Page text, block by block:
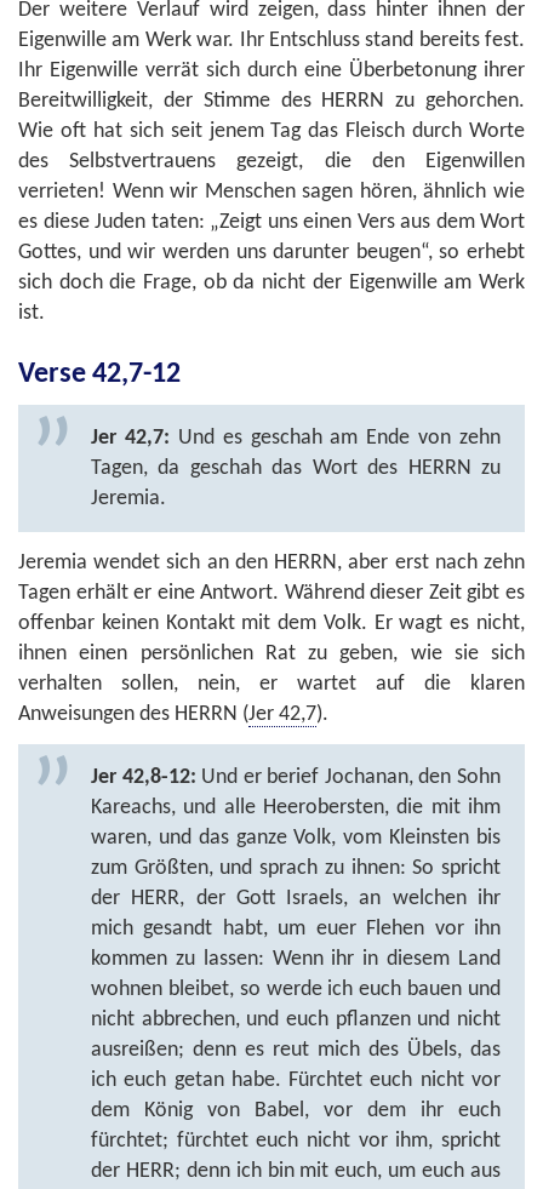
Der weitere Verlauf wird zeigen, dass hinter ihnen der
Eigenwille am Werk war. Ihr Entschluss stand bereits fest.
Ihr Eigenwille verrät sich durch eine Überbetonung ihrer
Bereitwilligkeit, der Stimme des HERRN zu gehorchen.
Wie oft hat sich seit jenem Tag das Fleisch durch Worte
des Selbstvertrauens gezeigt, die den Eigenwillen
verrieten! Wenn wir Menschen sagen hören, ähnlich wie
es diese Juden taten: „Zeigt uns einen Vers aus dem Wort
Gottes, und wir werden uns darunter beugen“, so erhebt
sich doch die Frage, ob da nicht der Eigenwille am Werk
ist.
Verse 42,7-12
Jer 42,7: Und es geschah am Ende von zehn
Tagen, da geschah das Wort des HERRN zu
Jeremia.
Jeremia wendet sich an den HERRN, aber erst nach zehn
Tagen erhält er eine Antwort. Während dieser Zeit gibt es
offenbar keinen Kontakt mit dem Volk. Er wagt es nicht,
ihnen einen persönlichen Rat zu geben, wie sie sich
verhalten sollen, nein, er wartet auf die klaren
Anweisungen des HERRN (Jer 42,7).
Jer 42,8-12: Und er berief Jochanan, den Sohn
Kareachs, und alle Heerobersten, die mit ihm
waren, und das ganze Volk, vom Kleinsten bis
zum Größten, und sprach zu ihnen: So spricht
der HERR, der Gott Israels, an welchen ihr
mich gesandt habt, um euer Flehen vor ihn
kommen zu lassen: Wenn ihr in diesem Land
wohnen bleibet, so werde ich euch bauen und
nicht abbrechen, und euch pflanzen und nicht
ausreißen; denn es reut mich des Übels, das
ich euch getan habe. Fürchtet euch nicht vor
dem König von Babel, vor dem ihr euch
fürchtet; fürchtet euch nicht vor ihm, spricht
der HERR; denn ich bin mit euch, um euch aus